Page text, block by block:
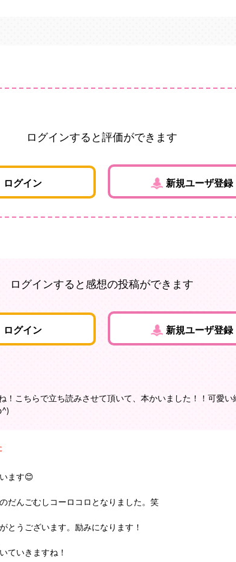
ログインすると評価ができます
ログイン 新規ユーザ登録
ログインすると感想の投稿ができます
ログイン 新規ユーザ登録
！こちらで立ち読みさせて頂いて、本かいました！！可愛
ます😊
だんごむしコーロコロとなりました。笑
とうございます。励みになります！
ていきますね！